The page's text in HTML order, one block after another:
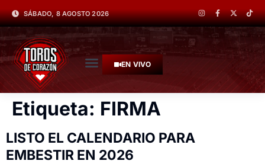
SÁBADO, 8 AGOSTO 2026
EN VIVO
Etiqueta: FIRMA
LISTO EL CALENDARIO PARA
EMBESTIR EN 2026